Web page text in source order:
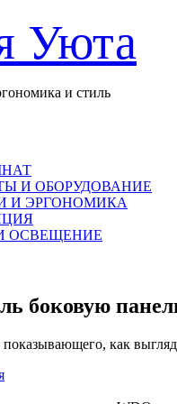
Уюта
и стиль
И ОБОРУДОВАНИЕ
И ЭРГОНОМИКА
ОСВЕЩЕНИЕ
боковую
как